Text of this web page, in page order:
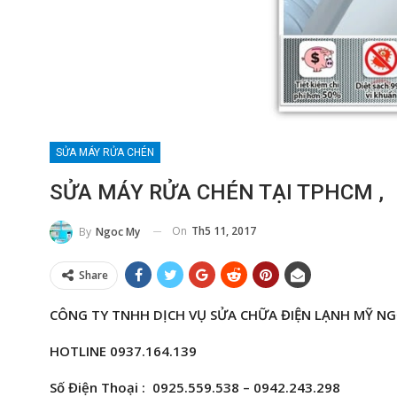
SỬA MÁY RỬA CHÉN
SỬA MÁY RỬA CHÉN TẠI TPHCM ,
By Ngoc My On Th5 11, 2017
Share
CÔNG TY TNHH DỊCH VỤ SỬA CHỮA ĐIỆN LẠNH MỸ
HOTLINE 0937.164.139
Số Điện Thoại : 0925.559.538 – 0942.243.298